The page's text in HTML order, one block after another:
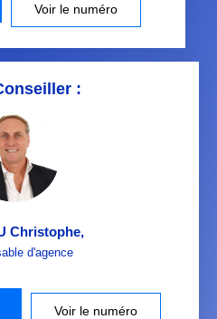
Voir le numéro
:
Christophe,
d'agence
Voir le numéro